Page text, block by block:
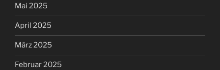
Mai 2025
April 2025
März 2025
Februar 2025